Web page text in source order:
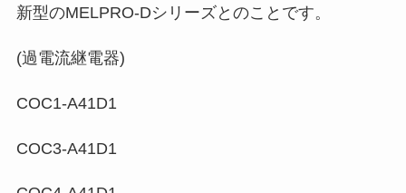
新型のMELPRO-Dシリーズとのことです。
(過電流継電器)
COC1‐A41D1
COC3‐A41D1